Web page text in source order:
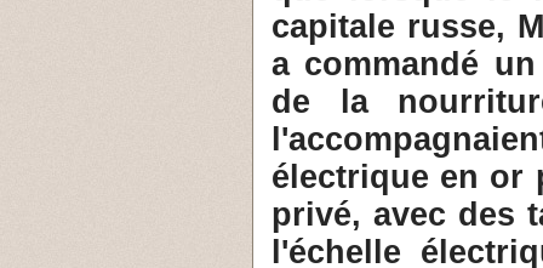
capitale russe,
a commandé
de la
électrique en or
privé, avec des
l'échelle